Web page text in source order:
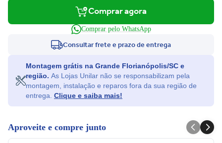
Comprar agora
Comprar pelo WhatsApp
Consultar frete e prazo de entrega
Montagem grátis na Grande Florianópolis/SC e
região.
montagem, instalação e reparos fora da sua região de
entrega. Clique e saiba mais!
Aproveite e compre junto